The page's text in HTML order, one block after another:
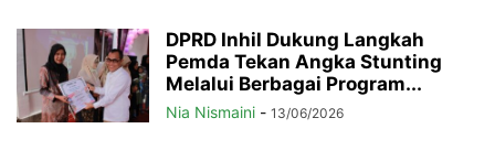
DPRD Inhil Dukung Langkah
Pemda Tekan Angka Stunting
Melalui Berbagai Program...
Nia Nismaini - 13/06/2026